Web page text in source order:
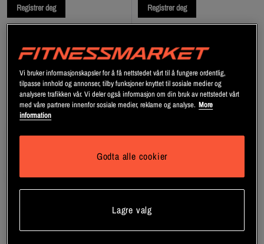
Registrer deg Registrer deg
glutamine, 400 g
Vi bruker informasjonskapsler for å få nettstedet vårt til å fungere ordentlig,
tilpasse innhold og annonser, tilby funksjoner knyttet til sosiale medier og
analysere trafikken vår. Vi deler også informasjon om din bruk av nettstedet vårt
med våre partnere innenfor sosiale medier, reklame og analyse. More
information
Godta alle cookier
Lagre valg